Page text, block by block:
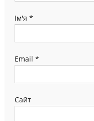
Ім'я *
Email *
Сайт